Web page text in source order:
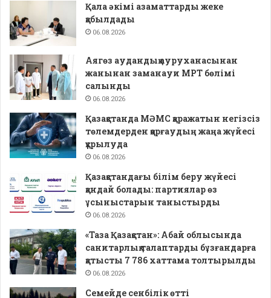
Қала әкімі азаматтарды жеке
қабылдады
06.08.2026
Аягөз аудандық ауруханасынан
жанынан заманауи МРТ бөлімі
салынды
06.08.2026
Қазақстанда МӘМС қаражатын негізсіз
төлемдерден қорғаудың жаңа жүйесі
құрылуда
06.08.2026
Қазақстандағы білім беру жүйесі
қандай болады: партиялар өз
ұсыныстарын таныстырды
06.08.2026
«Таза Қазақстан»: Абай облысында
санитарлық талаптарды бұзғандарға
қатысты 7 786 хаттама толтырылды
06.08.2026
Семейде сенбілік өтті